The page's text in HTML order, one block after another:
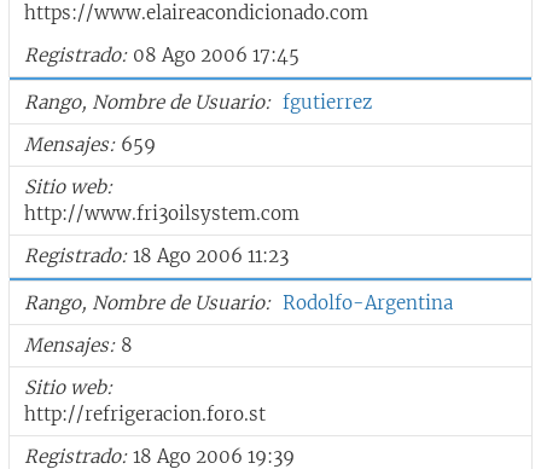
https://www.elaireacondicionado.com
Registrado 08 Ago 2006 17:45
Rango, Nombre de Usuario
fgutierrez
Mensajes 659
Sitio web
http://www.fri3oilsystem.com
Registrado 18 Ago 2006 11:23
Rango, Nombre de Usuario
Rodolfo-Argentina
Mensajes 8
Sitio web
http://refrigeracion.foro.st
Registrado 18 Ago 2006 19:39